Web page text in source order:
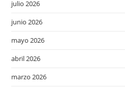
julio 2026
junio 2026
mayo 2026
abril 2026
marzo 2026